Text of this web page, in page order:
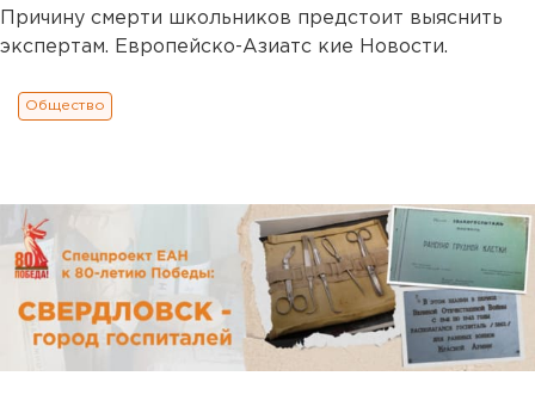
Причину смерти школьников предстоит выяснить
экспертам. Европейско-Азиатс кие Новости.
Общество